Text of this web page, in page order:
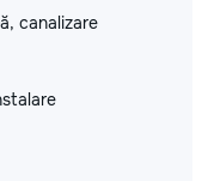
canalizare